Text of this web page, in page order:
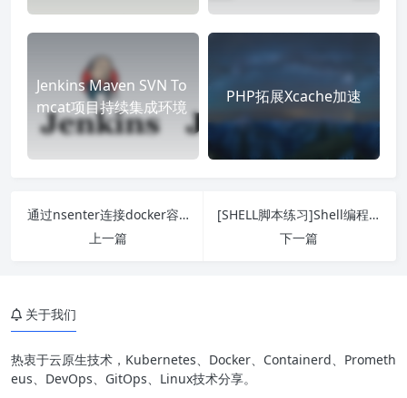
Jenkins Maven SVN To
mcat项目持续集成环境
PHP拓展Xcache加速
通过nsenter连接docker容器
上一篇
[SHELL脚本练习]Shell编程关于函数要注意的几点
下一篇
关于我们
热衷于云原生技术，Kubernetes、Docker、Containerd、Prometh
eus、DevOps、GitOps、Linux技术分享。